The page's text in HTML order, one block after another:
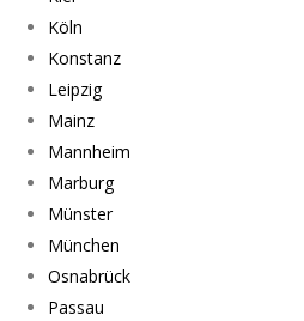
Köln
Konstanz
Leipzig
Mainz
Mannheim
Marburg
Münster
München
Osnabrück
Passau